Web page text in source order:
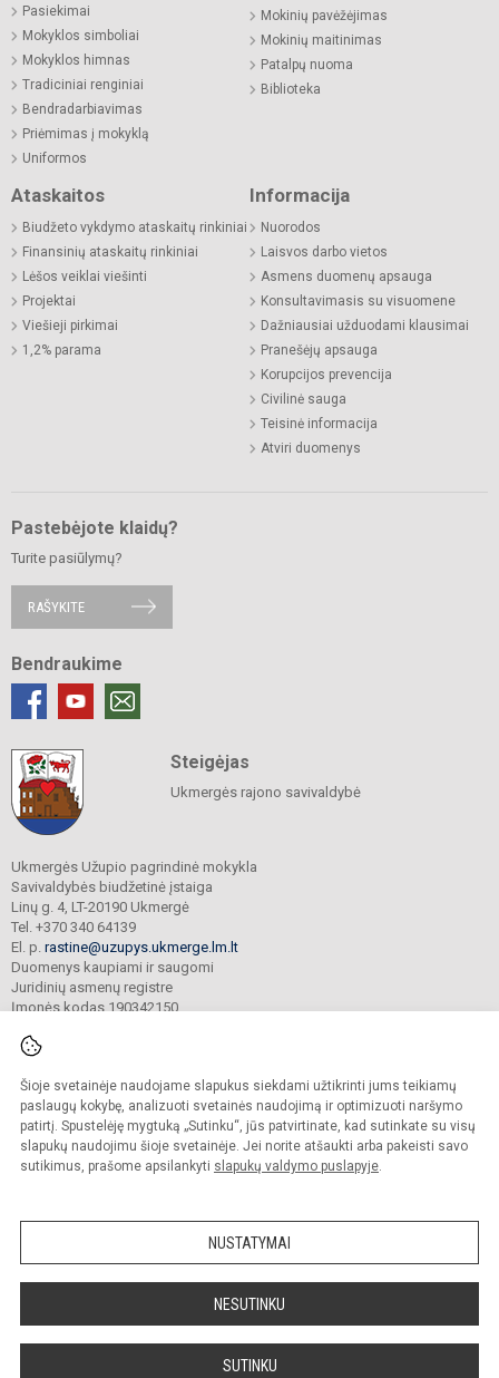
Šioje svetainėje naudojame slapukus siekdami užtikrinti jums teikiamų
paslaugų kokybę, analizuoti svetainės naudojimą ir optimizuoti naršymo
patirtį. Spustelėję mygtuką „Sutinku“, jūs patvirtinate, kad sutinkate su visų
slapukų naudojimu šioje svetainėje. Jei norite atšaukti arba pakeisti savo
sutikimus, prašome apsilankyti slapukų valdymo puslapyje.
NUSTATYMAI
NESUTINKU
SUTINKU
Pasiekimai
Mokyklos simboliai
Mokyklos himnas
Tradiciniai renginiai
Bendradarbiavimas
Priėmimas į mokyklą
Uniformos
Mokinių pavėžėjimas
Mokinių maitinimas
Patalpų nuoma
Biblioteka
Ataskaitos
Biudžeto vykdymo ataskaitų rinkiniai
Finansinių ataskaitų rinkiniai
Lėšos veiklai viešinti
Projektai
Viešieji pirkimai
1,2% parama
Informacija
Nuorodos
Laisvos darbo vietos
Asmens duomenų apsauga
Konsultavimasis su visuomene
Dažniausiai užduodami klausimai
Pranešėjų apsauga
Korupcijos prevencija
Civilinė sauga
Teisinė informacija
Atviri duomenys
Pastebėjote klaidų?
Turite pasiūlymų?
RAŠYKITE
Bendraukime
Steigėjas
Ukmergės rajono savivaldybė
Ukmergės Užupio pagrindinė mokykla
Savivaldybės biudžetinė įstaiga
Linų g. 4, LT-20190 Ukmergė
Tel. +370 340 64139
El. p. rastine@uzupys.ukmerge.lm.lt
Duomenys kaupiami ir saugomi
Juridinių asmenų registre
Įmonės kodas 190342150
© 2022. Ukmergės Užupio pagrindinė mokykla. Visos teisės saugomos.
Kopijuoti turinį be raštiško įstaigos administracijos sutikimo griežtai draudžiama.
Prieinamumo paraiška Slapukų valdymas
Sumanus būdas atnaujinti